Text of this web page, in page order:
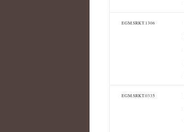
EGM.SRKT.1306
EGM.SRKT.0335